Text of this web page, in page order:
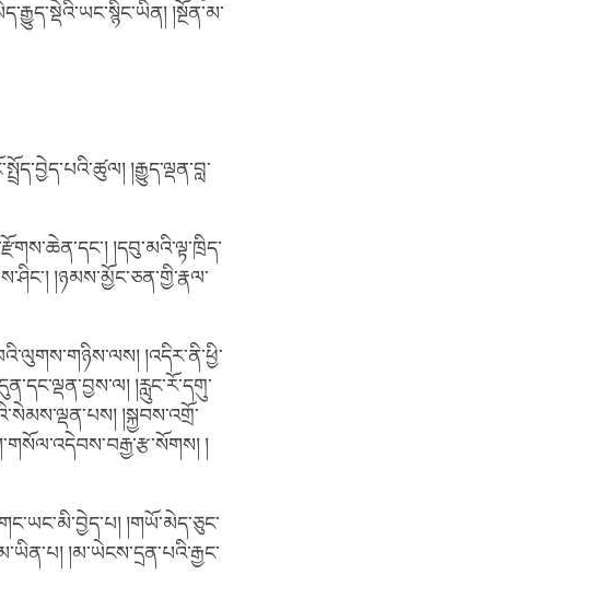
།སྔོན་མ་
།རྒྱུད་ལྡན་བླ་
།དབུ་མའི་ལྟ་ཁྲིད་
།ཉམས་མྱོང་ཅན་གྱི་རྣལ་
།འདིར་ནི་ཕྱི་
།རླུང་རོ་དགུ་
།སྐྱབས་འགྲོ་
།
།གཡོ་མེད་ཅུང་
།མ་ཡེངས་དྲན་པའི་རྒྱང་